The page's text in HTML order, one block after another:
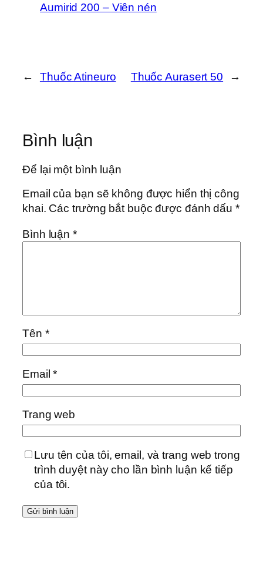
Aumirid 200 – Viên nén
← Thuốc Atineuro Thuốc Aurasert 50 →
Bình luận
Để lại một bình luận
Email của bạn sẽ không được hiển thị công
khai. Các trường bắt buộc được đánh dấu*
Bình luận*
Tên *
Email*
Trang web
Lưu tên của tôi, email, và trang web trong
trình duyệt này cho lần bình luận kế tiếp
của tôi.